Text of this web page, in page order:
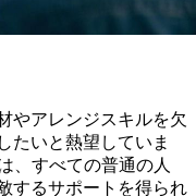
やアレンジスキルを欠
たいと熱望していま
、すべての普通の人
するサポートを得られ